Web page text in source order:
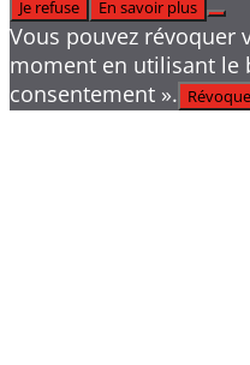
Je refuse
En savoir plus
Vous pouvez révoquer
moment en utilisant le
consentement ».